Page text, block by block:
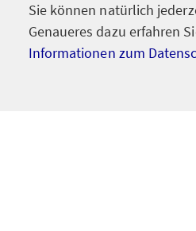
Sie können natürlich
Genaueres dazu erfahren
Informationen zum